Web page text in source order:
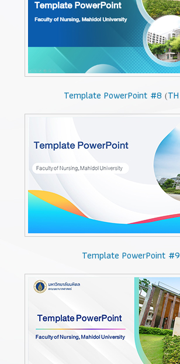
Template PowerPoint #8 (TH
Template PowerPoint #9